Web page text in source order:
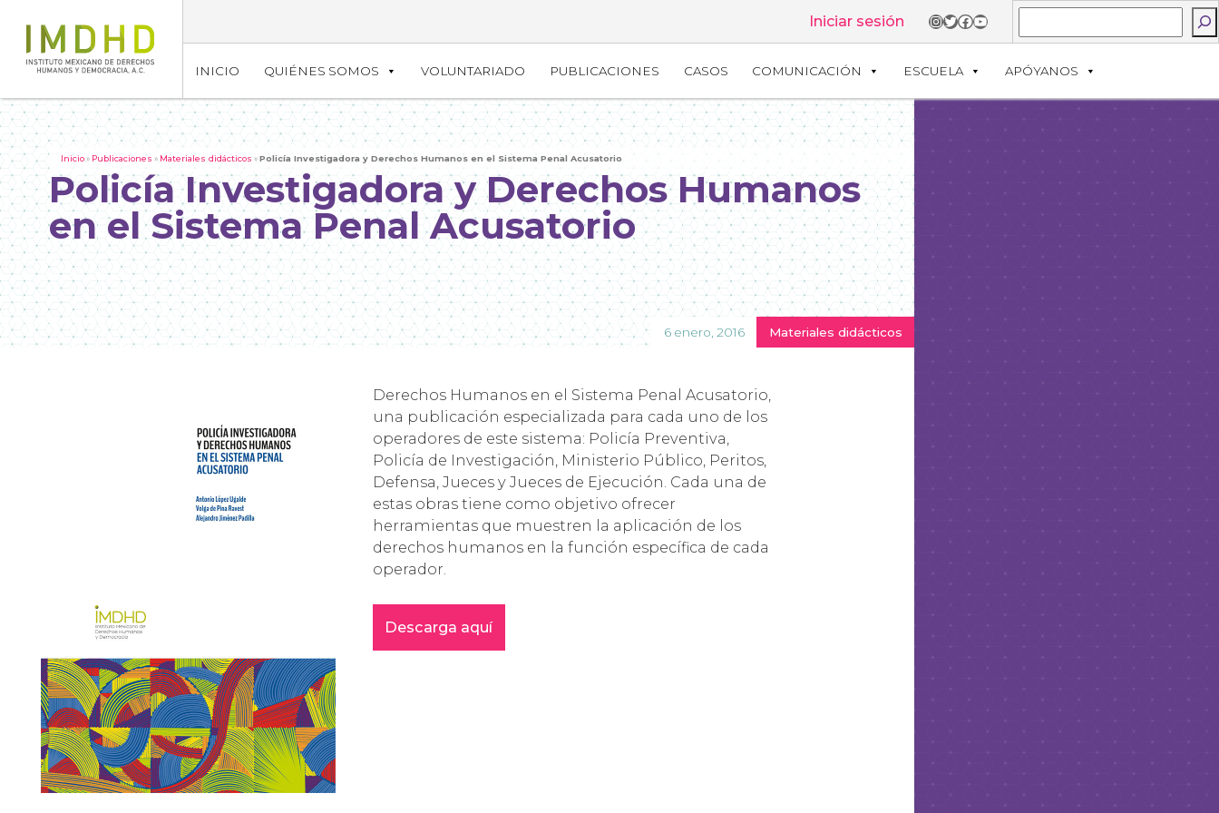
Buscar
Instagram
Twitter
Facebook
YouTube
Iniciar sesión
INICIO QUIÉNES SOMOS VOLUNTARIADO PUBLICACIONES CASOS COMUNICACIÓN ESCUELA APÓYANOS
Inicio» Publicaciones » Materiales didácticos »Policía Investigadora y Derechos Humanos en el Sistema Penal Acusatorio
Policía Investigadora y Derechos Humanos
en el Sistema Penal Acusatorio
Materiales didácticos
6 enero, 2016
Derechos Humanos en el Sistema Penal Acusatorio,
una publicación especializada para cada uno de los
operadores de este sistema: Policía Preventiva,
Policía de Investigación, Ministerio Público, Peritos,
Defensa, Jueces y Jueces de Ejecución. Cada una de
estas obras tiene como objetivo ofrecer
herramientas que muestren la aplicación de los
derechos humanos en la función específica de cada
operador.
Descarga aquí